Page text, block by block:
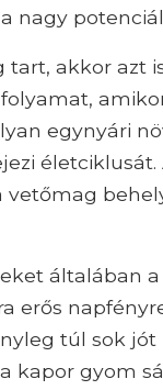
nagy
akkor azt
egynyári
életciklusát.
vetőmag
általában
erős
túl sok
kapor gyom